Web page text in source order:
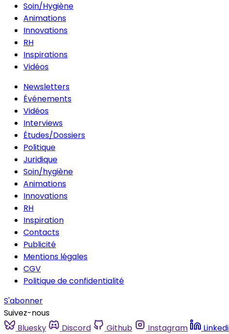
Soin/Hygiène
Animations
Innovations
RH
Inspirations
Vidéos
Newsletters
Événements
Vidéos
Interviews
Études/Dossiers
Politique
Juridique
Soin/hygiène
Animations
Innovations
RH
Inspiration
Contacts
Publicité
Mentions légales
CGV
Politique de confidentialité
S'abonner
Suivez-nous
Bluesky
Discord Github Instagram